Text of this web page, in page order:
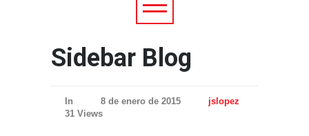
Sidebar Blog
In 8 de enero de 2015
jslopez
31 Views